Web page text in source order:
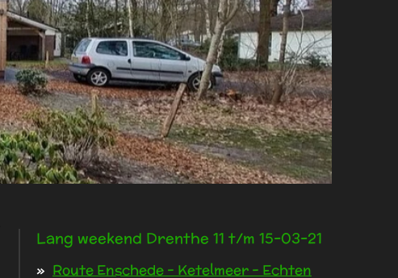
Lang weekend Drenthe 11 t/m 15-03-21
Route Enschede - Ketelmeer - Echten